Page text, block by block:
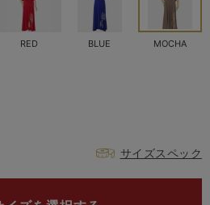
RED BLUE MOCHA
サイズスペック